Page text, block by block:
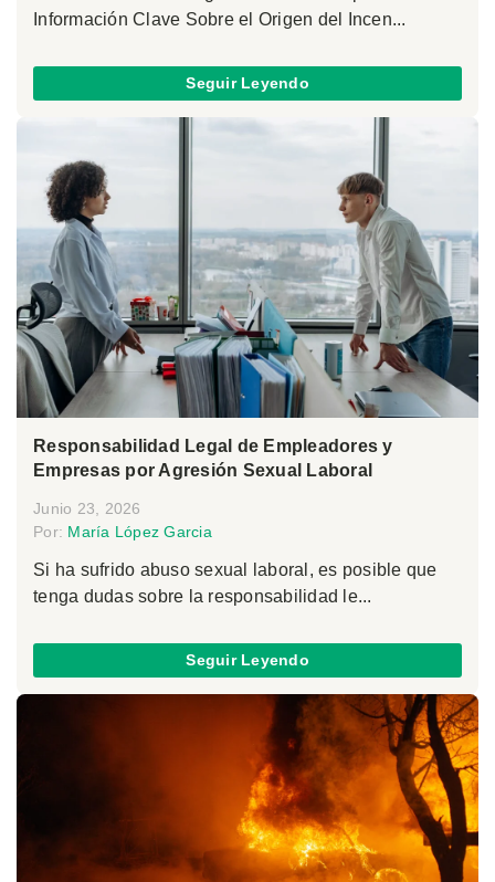
Información Clave Sobre el Origen del Incen...
Seguir Leyendo
Responsabilidad Legal de Empleadores y
Empresas por Agresión Sexual Laboral
Junio 23, 2026
Por: María López Garcia
Si ha sufrido abuso sexual laboral, es posible que
tenga dudas sobre la responsabilidad le...
Seguir Leyendo